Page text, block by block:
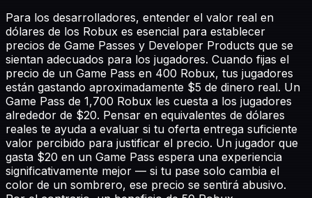
Para los desarrolladores, entender el valor real en
dólares de los Robux es esencial para establecer
precios de Game Passes y Developer Products que se
sientan adecuados para los jugadores. Cuando fijas el
precio de un Game Pass en 400 Robux, tus jugadores
están gastando aproximadamente $5 de dinero real. Un
Game Pass de 1,700 Robux les cuesta a los jugadores
alrededor de $20. Pensar en equivalentes de dólares
reales te ayuda a evaluar si tu oferta entrega suficiente
valor percibido para justificar el precio. Un jugador que
gasta $20 en un Game Pass espera una experiencia
significativamente mejor — si tu pase solo cambia el
color de un sombrero, ese precio se sentirá abusivo.